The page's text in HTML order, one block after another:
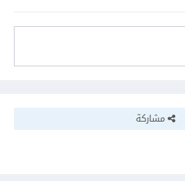
مشاركة